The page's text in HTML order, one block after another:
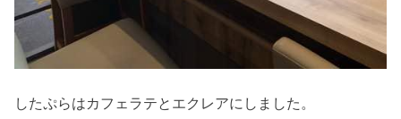
したぷらはカフェラテとエクレアにしました。